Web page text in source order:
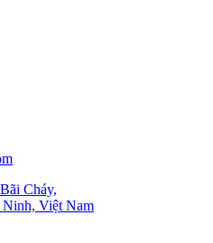
Cháy,
Ninh, Việt Nam